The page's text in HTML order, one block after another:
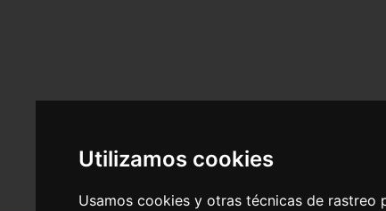
Utilizamos cookies
Usamos cookies y otras técnicas de